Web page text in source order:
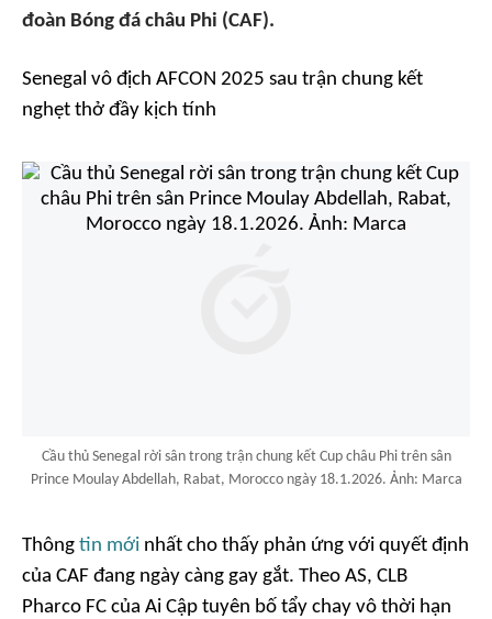
đoàn Bóng đá châu Phi (CAF).
Senegal vô địch AFCON 2025 sau trận chung kết
nghẹt thở đầy kịch tính
Cầu thủ Senegal rời sân trong trận chung kết Cup châu Phi trên sân
Prince Moulay Abdellah, Rabat, Morocco ngày 18.1.2026. Ảnh: Marca
Thông tin mới nhất cho thấy phản ứng với quyết định
của CAF đang ngày càng gay gắt. Theo AS, CLB
Pharco FC của Ai Cập tuyên bố tẩy chay vô thời hạn